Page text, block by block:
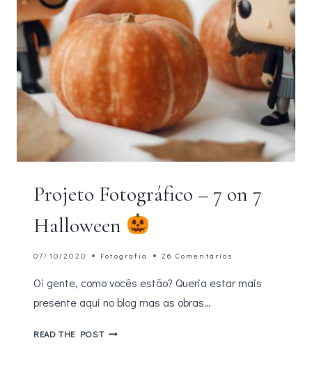
Projeto Fotográfico – 7 on 7
Halloween
07/10/2020 Fotografia 26 Comentários
Oi gente, como vocês estão? Queria estar mais
presente aqui no blog mas as obras…
READ THE POSTPROJETO